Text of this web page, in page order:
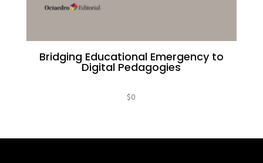
Bridging Educational Emergency to
Digital Pedagogies
$0